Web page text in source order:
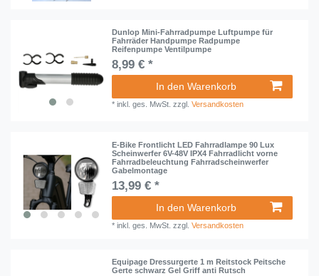
Dunlop Mini-Fahrradpumpe Luftpumpe für
Fahrräder Handpumpe Radpumpe
Reifenpumpe Ventilpumpe
8,99 € *
In den Warenkorb
*inkl. ges. MwSt. zzgl.Versandkosten
E-Bike Frontlicht LED Fahrradlampe 90 Lux
Scheinwerfer 6V-48V IPX4 Fahrradlicht vorne
Fahrradbeleuchtung Fahrradscheinwerfer
Gabelmontage
13,99 € *
In den Warenkorb
*inkl. ges. MwSt. zzgl.Versandkosten
Equipage Dressurgerte 1 m Reitstock Peitsche
Gerte schwarz Gel Griff anti Rutsch